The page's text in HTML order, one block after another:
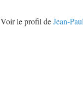
Voir le profil deJean-